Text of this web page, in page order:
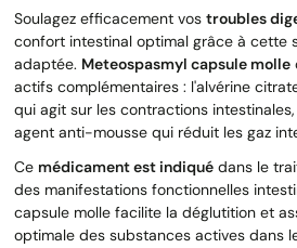
Soulagez efficacement vos troubles
confort intestinal optimal grâce à cette
adaptée. Meteospasmyl capsule molle
actifs complémentaires : l'alvérine
qui agit sur les contractions
agent anti-mousse qui réduit les gaz
Ce médicament est indiqué dans le
des manifestations fonctionnelles
capsule molle facilite la déglutition et
optimale des substances actives dans